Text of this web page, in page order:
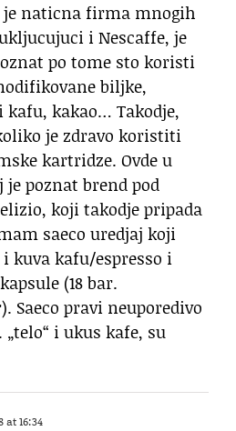
je naticna firma mnogih
i Nescaffe, je
po tome sto koristi
biljke,
kakao… Takodje,
je zdravo koristiti
kartridze. Ovde u
je poznat brend pod
koji takodje pripada
saeco uredjaj koji
kuva kafu/espresso i
(18 bar.
Saeco pravi neuporedivo
i ukus kafe, su
at 16:34